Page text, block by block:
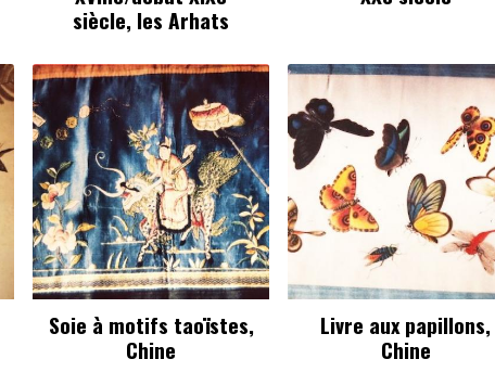
siècle, les Arhats
Soie à motifs taoïstes,
Chine
Livre aux papillons,
Chine